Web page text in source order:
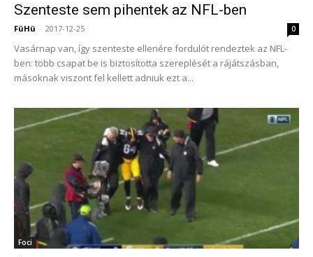
Szenteste sem pihentek az NFL-ben
FüHü - 2017-12-25 0
Vasárnap van, így szenteste ellenére fordulót rendeztek az NFL-
ben: több csapat be is biztosította szereplését a rájátszásban,
másoknak viszont fel kellett adniuk ezt a...
Foci